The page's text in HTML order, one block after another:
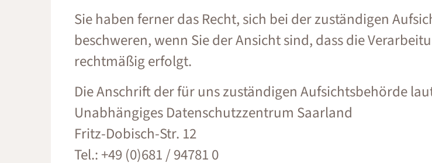
Sie haben ferner das Recht, sich bei der zuständigen
beschweren, wenn Sie der Ansicht sind, dass die
rechtmäßig erfolgt.
Die Anschrift der für uns zuständigen Aufsichtsbehörde
Unabhängiges Datenschutzzentrum Saarland
Fritz-Dobisch-Str. 12
Tel.: +49 (0)681 / 94781 0